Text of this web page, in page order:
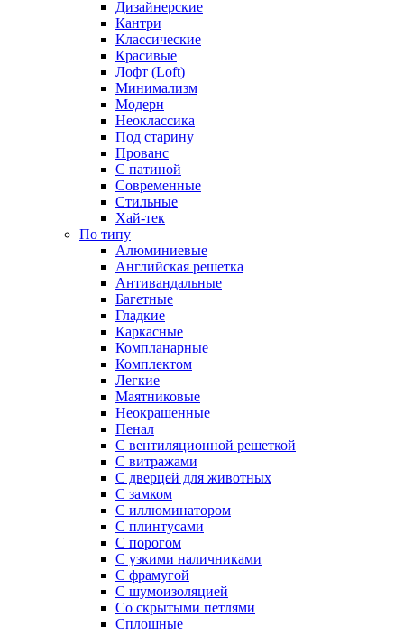
Дизайнерские
Кантри
Классические
Красивые
Лофт (Loft)
Минимализм
Модерн
Неоклассика
Под старину
Прованс
С патиной
Современные
Стильные
Хай-тек
По типу
Алюминиевые
Английская решетка
Антивандальные
Багетные
Гладкие
Каркасные
Компланарные
Комплектом
Легкие
Маятниковые
Неокрашенные
Пенал
С вентиляционной решеткой
С витражами
С дверцей для животных
С замком
С иллюминатором
С плинтусами
С порогом
С узкими наличниками
С фрамугой
С шумоизоляцией
Со скрытыми петлями
Сплошные